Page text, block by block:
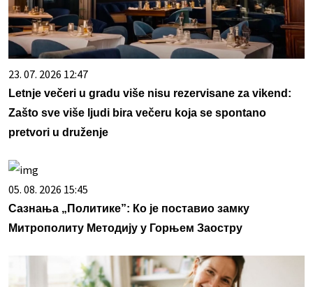
23. 07. 2026 12:47
Letnje večeri u gradu više nisu rezervisane za vikend:
Zašto sve više ljudi bira večeru koja se spontano
pretvori u druženje
05. 08. 2026 15:45
Сазнања „Политике”: Ко је поставио замку
Митрополиту Методију у Горњем Заостру